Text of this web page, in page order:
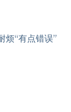
烦“有点错误”